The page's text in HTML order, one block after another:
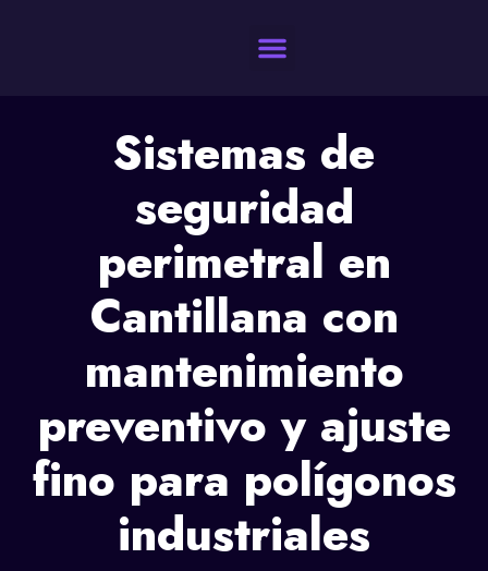
Sistemas de
seguridad
perimetral en
Cantillana con
mantenimiento
preventivo y ajuste
fino para polígonos
industriales